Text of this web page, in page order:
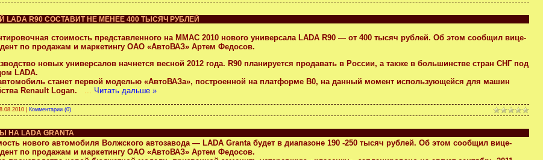
R90 СОСТАВИТ НЕ МЕНЕЕ 400 ТЫСЯЧ РУБЛЕЙ
стоимость представленного на ММАС 2010 нового универсала LADA R90 — от 400 тысяч рублей. Об этом сообщил вице-
по продажам и маркетингу ОАО «АвтоВАЗ» Артем Федосов.
новых универсалов начнется весной 2012 года. R90 планируется продавать в России, а также в большинстве стран СНГ под
LADA.
станет первой моделью «АвтоВАЗа», построенной на платформе B0, на данный момент использующейся для машин
Renault Logan.
Читать дальше »
Комментарии (0)
LADA GRANTA
нового автомобиля Волжского автозавода — LADA Granta будет в диапазоне 190 -250 тысяч рублей. Об этом сообщил вице-
по продажам и маркетингу ОАО «АвтоВАЗ» Артем Федосов.